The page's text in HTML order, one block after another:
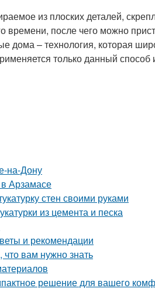
из плоских деталей,
после чего можно
дома – технология, которая
только данный способ
на-Дону
Арзамасе
стен своими руками
из цемента и песка
и рекомендации
вам нужно знать
решение для вашего